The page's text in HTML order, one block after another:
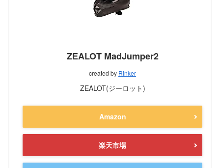
ZEALOT MadJumper2
created by Rinker
ZEALOT(ジーロット)
Amazon
楽天市場